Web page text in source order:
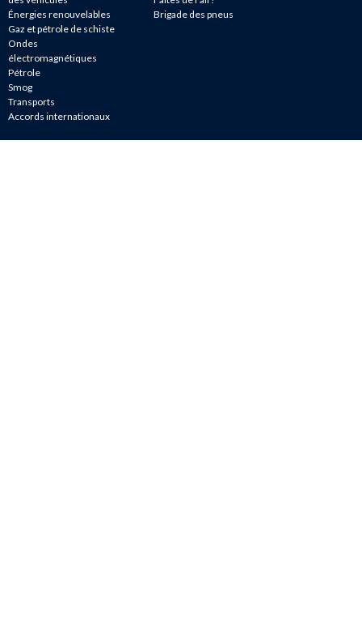
Énergies renouvelables
Gaz et pétrole de schiste
Ondes
électromagnétiques
Pétrole
Smog
Transports
Accords internationaux
Brigade des pneus